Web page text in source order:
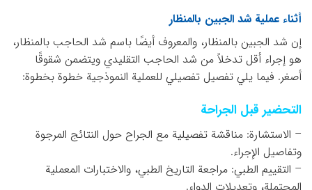
أثناء عملية شد الجبين بالمنظار
إن شد الجبين بالمنظار، والمعروف أيضًا باسم شد الحاجب بالمنظار،
هو إجراء أقل تدخلاً من شد الحاجب التقليدي ويتضمن شقوقًا
أصغر. فيما يلي تفصيل تفصيلي للعملية النموذجية خطوة بخطوة:
التحضير قبل الجراحة
– الاستشارة: مناقشة تفصيلية مع الجراح حول النتائج المرجوة
وتفاصيل الإجراء.
– التقييم الطبي: مراجعة التاريخ الطبي، والاختبارات المعملية